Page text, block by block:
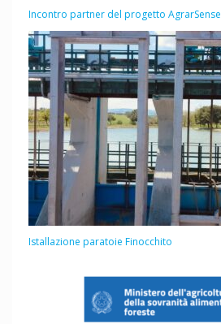
Incontro partner del progetto AgrarSense
Istallazione paratoie Finocchito